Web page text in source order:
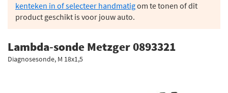
kenteken in of selecteer handmatigom te tonen of dit
product geschikt is voor jouw auto.
Lambda-sonde Metzger 0893321
Diagnosesonde, M 18x1,5